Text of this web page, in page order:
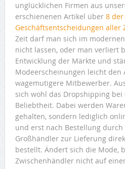
unglücklichen Firmen aus
erschienenen Artikel über 8
Geschäftsentscheidungen aller
Zeit darf man sich im
nicht lassen, oder man verliert
Entwicklung der Märkte und
Modeerscheinungen leicht den
wagemutigere Mitbewerber.
sich wohl das Dropshipping
Beliebtheit. Dabei werden
gehalten, sondern lediglich
und erst nach Bestellung
Großhändler zur Lieferung
bestellt. Ändert sich die Mode,
Zwischenhändler nicht auf